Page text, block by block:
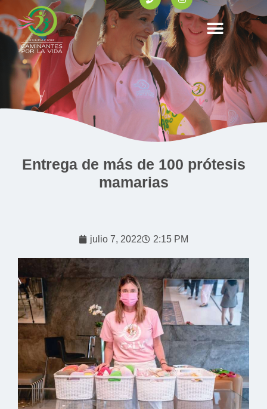
Entrega de más de 100 prótesis
mamarias
julio 7, 2022 2:15 PM